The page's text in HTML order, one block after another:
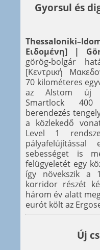
Gyorsul és
Ειδομένη] |
görög-bolgár
[Κεντρική
70 kilométeres
az Alstom új
Smartlock 400
berendezés
a közlekedő
Level 1
sebességet is
felügyeletét egy
így növekszik a
korridor részét
három év alatt
eurót költ az
Új